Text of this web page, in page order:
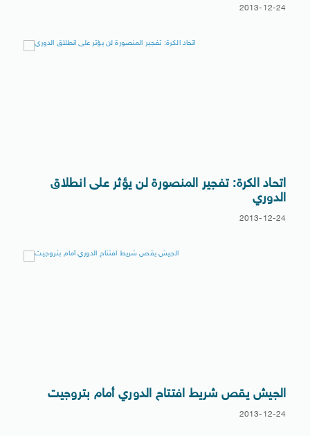
2013-12-24
اتحاد الكرة: تفجير المنصورة لن يؤثر على انطلاق
الدوري
2013-12-24
الجيش يقص شريط افتتاح الدوري أمام بتروجيت
2013-12-24